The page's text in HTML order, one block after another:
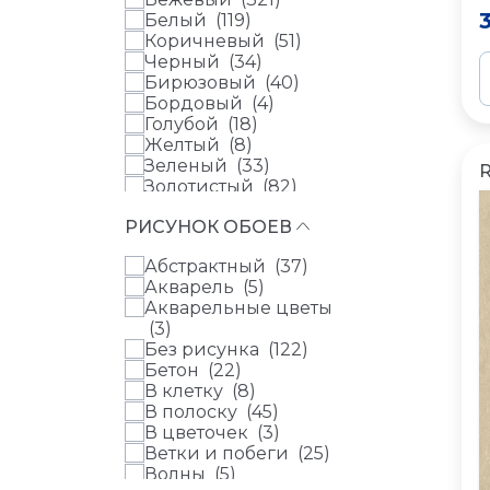
Philipp Plein 2 (
Platino (10)
Pleyada (2)
Reach & Cosy (
Selena (1)
Sherlock (10)
Status vol.V (
Sylvana ( 5)
Talento ( 27)
Trussardi 8 ( 51)
Universe 4 ( 1)
Uno (50)
Urban Flowers (36
Versace 5 (34)
Versace 6 ( 64)
Versus (43 )
Vision (
Wall Textures XL III (
Wall Textures XL IV
(56)
Дамаск (63)
Окинава (1)
Шервуд (15)
4 Earth Melissa (
Белый (119)
Коричневый (51 )
Черный (34)
Бирюзовый (40)
Бордовый (4)
Голубой (18)
Желтый (8)
Зеленый (33)
Золотистый (82)
Изумрудный (2 )
Лиловый (15)
Медь (1)
Мультиколор (14)
Оливковый (
Оранжевый (1)
Персиковый (
Розовый (21
Салатовый (16)
Синий (31)
Сиреневый (16)
Терракотовый (
РИСУНОК ОБОЕВ
Абстрактный (37)
Акварель (5)
Акварельные цветы
(3)
Без рисунка (122)
Бетон (22)
В клетку (8)
В полоску (45)
В цветочек (3)
Ветки и побеги (25)
Волны (5)